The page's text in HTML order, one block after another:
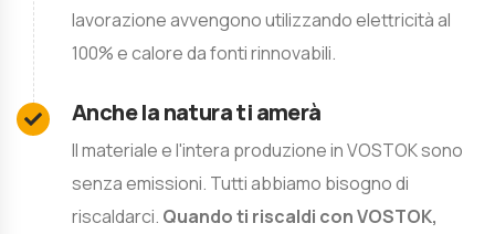
lavorazione avvengono utilizzando elettricità al
100% e calore da fonti rinnovabili.
Anche la natura ti amerà
Il materiale e l'intera produzione in VOSTOK sono
senza emissioni. Tutti abbiamo bisogno di
riscaldarci. Quando ti riscaldi con VOSTOK,